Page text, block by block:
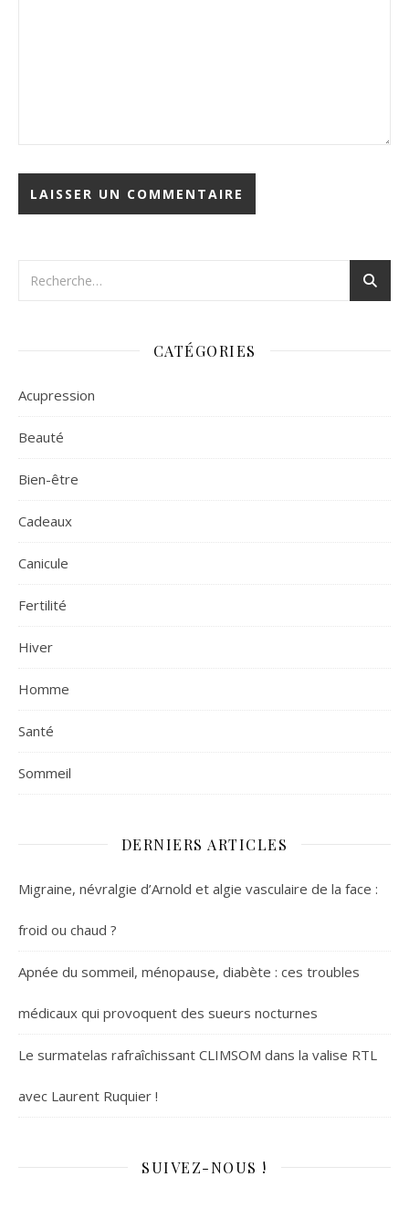
CATÉGORIES
Acupression
Beauté
Bien-être
Cadeaux
Canicule
Fertilité
Hiver
Homme
Santé
Sommeil
DERNIERS ARTICLES
Migraine, névralgie d’Arnold et algie vasculaire de la face :
froid ou chaud ?
Apnée du sommeil, ménopause, diabète : ces troubles
médicaux qui provoquent des sueurs nocturnes
Le surmatelas rafraîchissant CLIMSOM dans la valise RTL
avec Laurent Ruquier !
SUIVEZ-NOUS !